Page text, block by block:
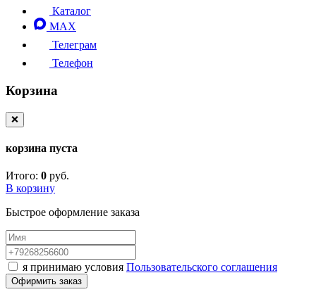
Каталог
MAX
Телеграм
Телефон
Корзина
❌
корзина пуста
Итого: 0 руб.
В корзину
Быстрое оформление заказа
я принимаю условия Пользовательского соглашения
Офирмить заказ